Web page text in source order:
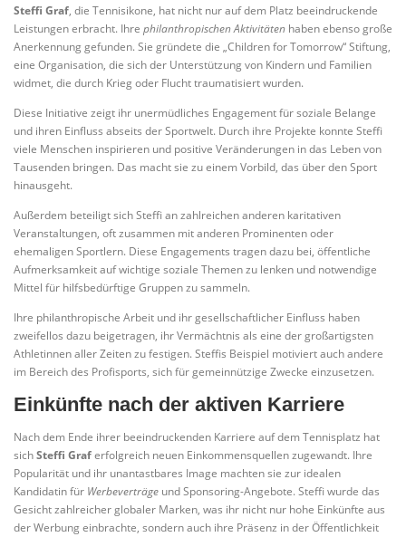
Steffi Graf, die Tennisikone, hat nicht nur auf dem Platz beeindruckende
Leistungen erbracht. Ihre philanthropischen Aktivitäten haben ebenso große
Anerkennung gefunden. Sie gründete die „Children for Tomorrow“ Stiftung,
eine Organisation, die sich der Unterstützung von Kindern und Familien
widmet, die durch Krieg oder Flucht traumatisiert wurden.
Diese Initiative zeigt ihr unermüdliches Engagement für soziale Belange
und ihren Einfluss abseits der Sportwelt. Durch ihre Projekte konnte Steffi
viele Menschen inspirieren und positive Veränderungen in das Leben von
Tausenden bringen. Das macht sie zu einem Vorbild, das über den Sport
hinausgeht.
Außerdem beteiligt sich Steffi an zahlreichen anderen karitativen
Veranstaltungen, oft zusammen mit anderen Prominenten oder
ehemaligen Sportlern. Diese Engagements tragen dazu bei, öffentliche
Aufmerksamkeit auf wichtige soziale Themen zu lenken und notwendige
Mittel für hilfsbedürftige Gruppen zu sammeln.
Ihre philanthropische Arbeit und ihr gesellschaftlicher Einfluss haben
zweifellos dazu beigetragen, ihr Vermächtnis als eine der großartigsten
Athletinnen aller Zeiten zu festigen. Steffis Beispiel motiviert auch andere
im Bereich des Profisports, sich für gemeinnützige Zwecke einzusetzen.
Einkünfte nach der aktiven Karriere
Nach dem Ende ihrer beeindruckenden Karriere auf dem Tennisplatz hat
sichSteffi Graferfolgreich neuen Einkommensquellen zugewandt. Ihre
Popularität und ihr unantastbares Image machten sie zur idealen
Kandidatin für Werbeverträge und Sponsoring-Angebote. Steffi wurde das
Gesicht zahlreicher globaler Marken, was ihr nicht nur hohe Einkünfte aus
der Werbung einbrachte, sondern auch ihre Präsenz in der Öffentlichkeit